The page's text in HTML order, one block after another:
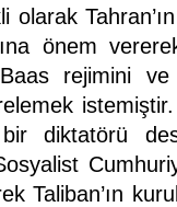
önem
rejimini ve
diktatörü
Taliban’ın